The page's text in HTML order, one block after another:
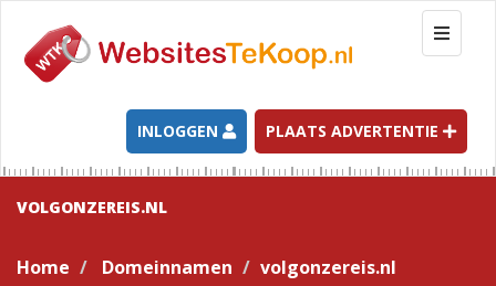
T
o
g
l
e
n
INLOGGEN PLAATS ADVERTENTIE
VOLGONZEREIS.NL
Home Domeinnamen volgonzereis.nl